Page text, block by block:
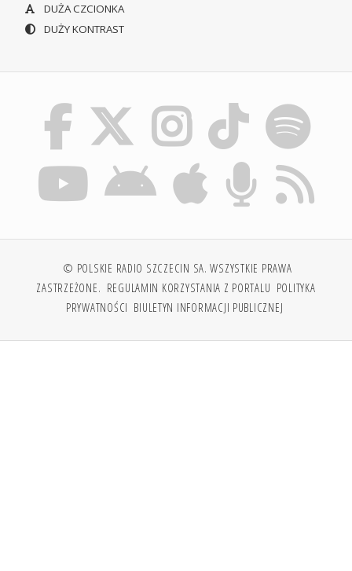
DUŻA CZCIONKA
DUŻY KONTRAST
© POLSKIE RADIO SZCZECIN SA. WSZYSTKIE PRAWA
ZASTRZEŻONE. REGULAMIN KORZYSTANIA Z PORTALU POLITYKA
PRYWATNOŚCI BIULETYN INFORMACJI PUBLICZNEJ